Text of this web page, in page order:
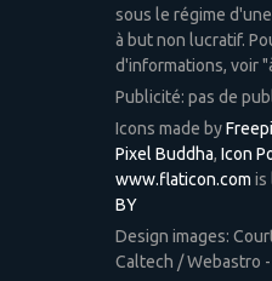
sous le régime
à but non lucratif.
d'informations, voir
Publicité: pas de
Icons made by
Pixel Buddha, Icon
www.flaticon.com is
BY
Design images:
Caltech / Webastro